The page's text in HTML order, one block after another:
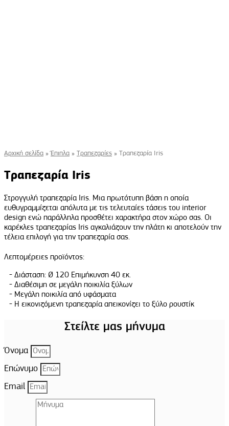
Αρχική σελίδα »Έπιπλα » Τραπεζαρίες » Τραπεζαρία Iris
Τραπεζαρία Iris
Στρογγυλή τραπεζαρία Iris. Μια πρωτότυπη βάση η οποία
ευθυγραμμίζεται απόλυτα με τις τελευταίες τάσεις του interior
design ενώ παράλληλα προσθέτει χαρακτήρα στον χώρο σας. Οι
καρέκλες τραπεζαρίας Iris αγκαλιάζουν την πλάτη κι αποτελούν την
τέλεια επιλογή για την τραπεζαρία σας.
Λεπτομέρειες προϊόντος:
Διάσταση: Ø 120 Επιμήκυνση 40 εκ.
Διαθέσιμη σε μεγάλη ποικιλία ξύλων
Μεγάλη ποικιλία από υφάσματα
Η εικονιζόμενη τραπεζαρία απεικονίζει το ξύλο ρουστίκ
Στείλτε μας μήνυμα
Όνομα
Επώνυμο
Email